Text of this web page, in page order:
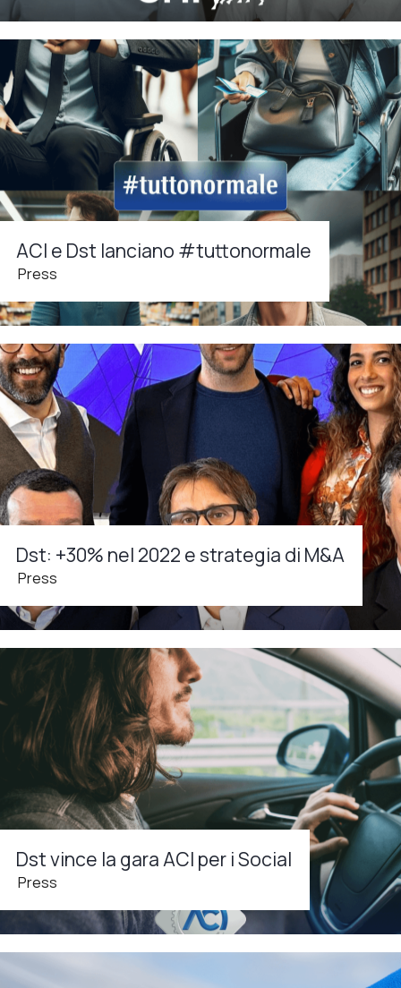
ACI e Dst lanciano #tuttonormale
Press
Dst: +30% nel 2022 e strategia di M&A
Press
Dst vince la gara ACI per i Social
Press